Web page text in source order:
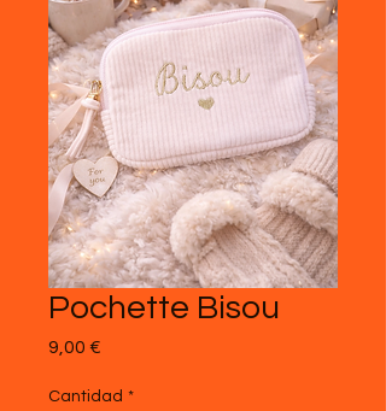
Pochette Bisou
9,00 €
Cantidad *